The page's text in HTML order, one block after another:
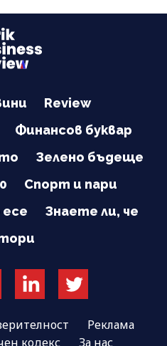
Review
Финансов буквар
Зелено бъдеще
Спорт и пари
Знаете ли, че
Реклама
кодекс За нас